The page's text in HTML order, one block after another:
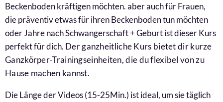
Beckenboden kräftigen möchten. aber auch für Frauen,
die präventiv etwas für ihren Beckenboden tun möchten
oder Jahre nach Schwangerschaft + Geburt ist dieser Kurs
perfekt für dich. Der ganzheitliche Kurs bietet dir kurze
Ganzkörper-Trainingseinheiten, die du flexibel von zu
Hause machen kannst.
Die Länge der Videos (15-25Min.) ist ideal, um sie täglich